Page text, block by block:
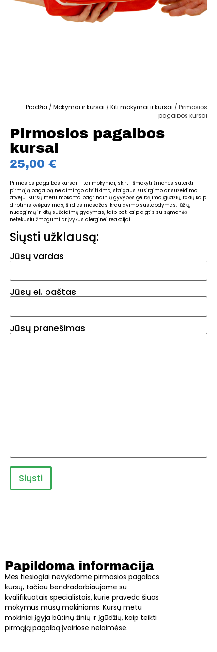
Pradžia / Mokymai ir kursai / Kiti mokymai ir kursai / Pirmosios
pagalbos kursai
Pirmosios pagalbos
kursai
25,00 €
Pirmosios pagalbos kursai – tai mokymai, skirti išmokyti žmones suteikti
pirmąją pagalbą nelaimingo atsitikimo, staigaus susirgimo ar sužeidimo
atveju. Kursų metu mokoma pagrindinių gyvybės gelbėjimo įgūdžių, tokių kaip
dirbtinis kvėpavimas, širdies masažas, kraujavimo sustabdymas, lūžių,
nudegimų ir kitų sužeidimų gydymas, taip pat kaip elgtis su sąmonės
netekusiu žmogumi ar įvykus alerginei reakcijai.
Siųsti užklausą:
Jūsų vardas
Jūsų el. paštas
Jūsų pranešimas
Papildoma informacija
Mes tiesiogiai nevykdome pirmosios pagalbos
kursų, tačiau bendradarbiaujame su
kvalifikuotais specialistais, kurie praveda šiuos
mokymus mūsų mokiniams. Kursų metu
mokiniai įgyja būtinų žinių ir įgūdžių, kaip teikti
pirmąją pagalbą įvairiose nelaimėse.